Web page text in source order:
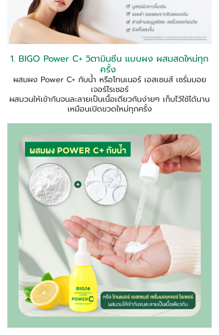
1. BIGO Power C+ วิตามินซีน แบบผง ผสมสดใหม่ทุก
ครั้ง
ผสมผง Power C+ กับน้ำ หรือโทนเนอร์ เอสเซนส์ เซรั่มมอย
เจอร์ไรเซอร์
ผสมวนให้เข้ากันจนละลายเป็นเนื้อเดียวกันง่ายๆ เก็บไว้ใช้ได้นาน
เหมือนเปิดขวดใหม่ทุกครั้ง